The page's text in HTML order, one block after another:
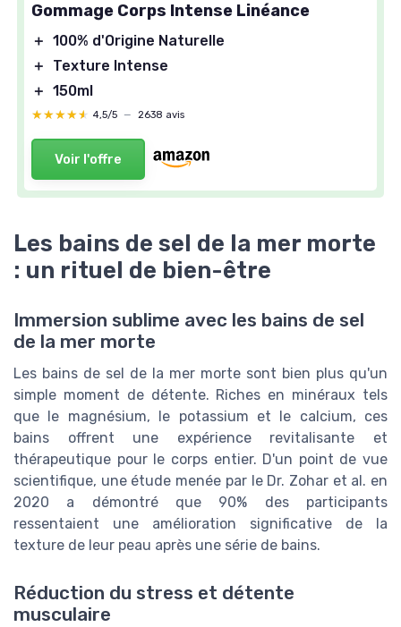
Gommage Corps Intense Linéance
＋ 100% d'Origine Naturelle
＋
Texture Intense
＋ 150ml
★★★★★
★★★★★ 4,5/5 — 2638 avis
Voir l'offre
Les bains de sel de la mer morte
: un rituel de bien-être
Immersion sublime avec les bains de sel
de la mer morte
Les bains de sel de la mer morte sont bien plus qu'un
simple moment de détente. Riches en minéraux tels
que le magnésium, le potassium et le calcium, ces
bains offrent une expérience revitalisante et
thérapeutique pour le corps entier. D'un point de vue
scientifique, une étude menée par le Dr. Zohar et al. en
2020 a démontré que 90% des participants
ressentaient une amélioration significative de la
texture de leur peau après une série de bains.
Réduction du stress et détente
musculaire